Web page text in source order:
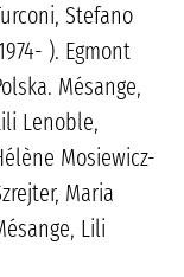
Stefano
). Egmont
Mésange,
Lenoble,
Mosiewicz-
Maria
Lili